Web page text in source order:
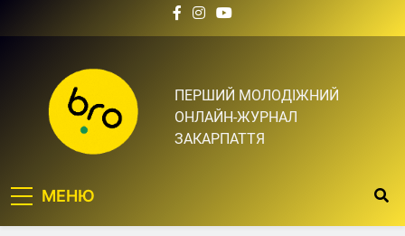
Bro.org.ua | BRO – ЦЕ
ТВІЙ БРО
ПЕРШИЙ МОЛОДІЖНИЙ
ОНЛАЙН-ЖУРНАЛ
ЗАКАРПАТТЯ
МЕНЮ